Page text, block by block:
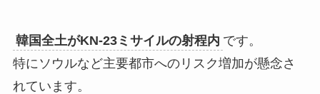
韓国全土がKN-23ミサイルの射程内 です。
特にソウルなど主要都市へのリスク増加が懸念さ
れています。